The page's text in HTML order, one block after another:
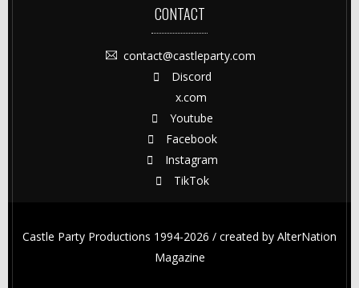
CONTACT
contact@castleparty.com
Discord
x.com
Youtube
Facebook
Instagram
TikTok
Castle Party Productions 1994-2026 / created by AlterNation
Magazine